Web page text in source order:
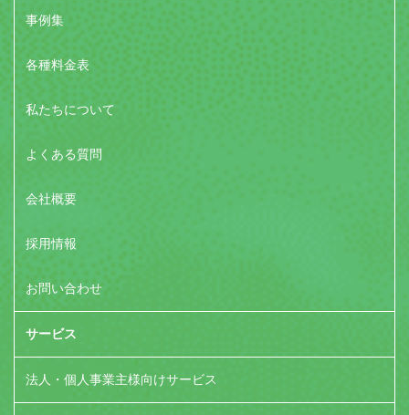
事例集
各種料金表
私たちについて
よくある質問
会社概要
採用情報
お問い合わせ
サービス
法人・個人事業主様向けサービス